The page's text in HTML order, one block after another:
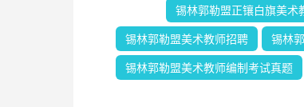
锡林郭勒盟正镶白旗美术
锡林郭勒盟美术教师招聘 锡林
锡林郭勒盟美术教师编制考试真题